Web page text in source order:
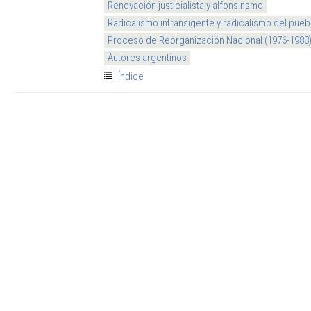
Renovación justicialista y alfonsinsmo
Radicalismo intransigente y radicalismo del
Proceso de Reorganización Nacional (1976-1983)
Autores argentinos
Índice